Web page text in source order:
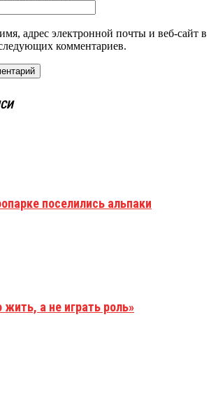
адрес электронной почты и веб-сайт в
комментариев.
поселились альпаки
а не играть роль»